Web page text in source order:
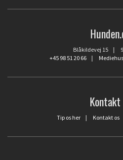
Blåkildevej 15 |
+45 98 51 20 66|
Kontakt
Tip os her | Kontakt os